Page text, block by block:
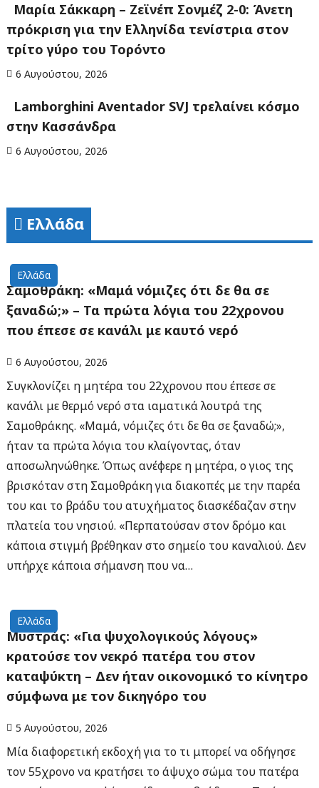
Μαρία Σάκκαρη – Ζεϊνέπ Σονμέζ 2-0: Άνετη
πρόκριση για την Ελληνίδα τενίστρια στον
τρίτο γύρο του Τορόντο
6 Αυγούστου, 2026
Lamborghini Aventador SVJ τρελαίνει κόσμο
στην Κασσάνδρα
6 Αυγούστου, 2026
Ελλάδα
Ελλάδα
Σαμοθράκη: «Μαμά νόμιζες ότι δε θα σε
ξαναδώ;» – Τα πρώτα λόγια του 22χρονου
που έπεσε σε κανάλι με καυτό νερό
6 Αυγούστου, 2026
Συγκλονίζει η μητέρα του 22χρονου που έπεσε σε
κανάλι με θερμό νερό στα ιαματικά λουτρά της
Σαμοθράκης. «Μαμά, νόμιζες ότι δε θα σε ξαναδώ;»,
ήταν τα πρώτα λόγια του κλαίγοντας, όταν
αποσωληνώθηκε. Όπως ανέφερε η μητέρα, ο γιος της
βρισκόταν στη Σαμοθράκη για διακοπές με την παρέα
του και το βράδυ του ατυχήματος διασκέδαζαν στην
πλατεία του νησιού. «Περπατούσαν στον δρόμο και
κάποια στιγμή βρέθηκαν στο σημείο του καναλιού. Δεν
υπήρχε κάποια σήμανση που να…
Ελλάδα
Μυστράς: «Για ψυχολογικούς λόγους»
κρατούσε τον νεκρό πατέρα του στον
καταψύκτη – Δεν ήταν οικονομικό το κίνητρο
σύμφωνα με τον δικηγόρο του
5 Αυγούστου, 2026
Μία διαφορετική εκδοχή για το τι μπορεί να οδήγησε
τον 55χρονο να κρατήσει το άψυχο σώμα του πατέρα